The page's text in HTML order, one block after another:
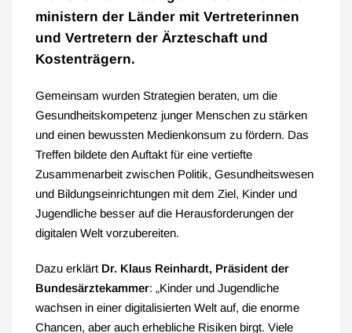
ministern der Länder mit Vertreterinnen
und Vertretern der Ärzteschaft und
Kostenträgern.
Gemeinsam wurden Strategien beraten, um die
Gesundheitskompetenz junger Menschen zu stärken
und einen bewussten Medienkonsum zu fördern. Das
Treffen bildete den Auftakt für eine vertiefte
Zusammenarbeit zwischen Politik, Gesundheitswesen
und Bildungseinrichtungen mit dem Ziel, Kinder und
Jugendliche besser auf die Herausforderungen der
digitalen Welt vorzubereiten.
Dazu erklärt Dr. Klaus Reinhardt, Präsident der
Bundesärztekammer: „Kinder und Jugendliche
wachsen in einer digitalisierten Welt auf, die enorme
Chancen, aber auch erhebliche Risiken birgt. Viele